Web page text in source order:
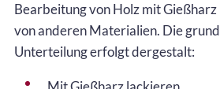
Bearbeitung von Holz mit
von anderen Materialien. Die
Unterteilung erfolgt dergestalt: